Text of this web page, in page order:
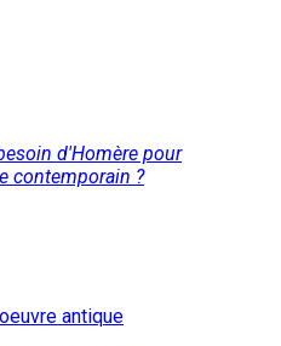
d'Homère pour
contemporain ?
antique